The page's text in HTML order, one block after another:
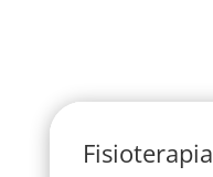
Fisioterapia